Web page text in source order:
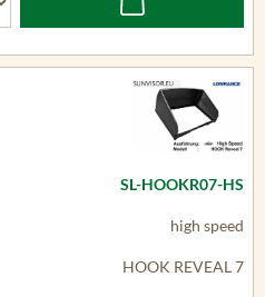
SL-HOOKR07-HS
high speed
HOOK REVEAL 7